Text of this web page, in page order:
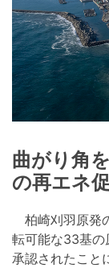
曲がり角
の再エネ
柏崎刈羽原発
転可能な33基の
承認されたこと